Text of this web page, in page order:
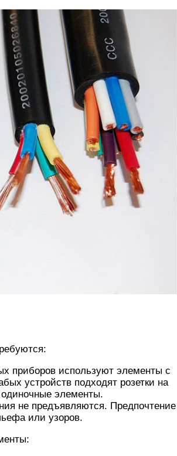
приборов используют элементы с
устройств подходят розетки на
элементы.
не предъявляются. Предпочтение
или узоров.